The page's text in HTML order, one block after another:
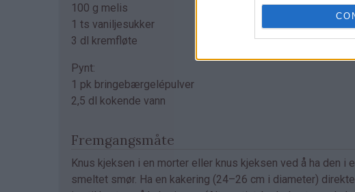
100 g melis
1 ts vaniljesukker
3 dl kremfløte
Pynt:
1 pk bringebærgelépulver
2,5 dl kokende vann
Fremgangsmåte
Knus kjeksen i en morter eller knus kjeksen ved å ha den
smeltet smør. Ha en kakering (24–26 cm i diameter)